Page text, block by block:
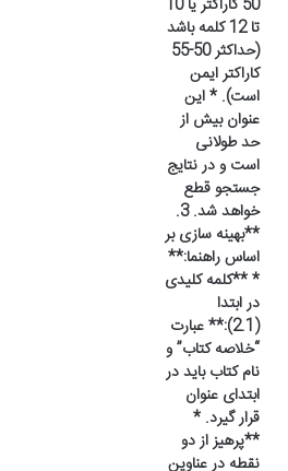
50 کاراکتر یا 10
تا 12 کلمه باشد
(حداکثر 50-55
کاراکتر ایمن
است). * این
عنوان بیش از
حد طولانی
است و در نتایج
جستجو قطع
خواهد شد. 3.
**بهینه سازی بر
اساس راهنما:**
* **کلمه کلیدی
در ابتدا
(2.1):** عبارت
“خلاصه کتاب” و
نام کتاب باید در
ابتدای عنوان
قرار گیرد. *
**پرهیز از دو
نقطه در عناوین